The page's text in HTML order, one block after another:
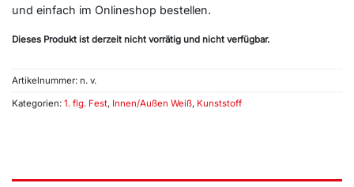
und einfach im Onlineshop bestellen.
Dieses Produkt ist derzeit nicht vorrätig und nicht verfügbar.
Artikelnummer: n. v.
Kategorien: 1. flg. Fest, Innen/Außen Weiß, Kunststoff